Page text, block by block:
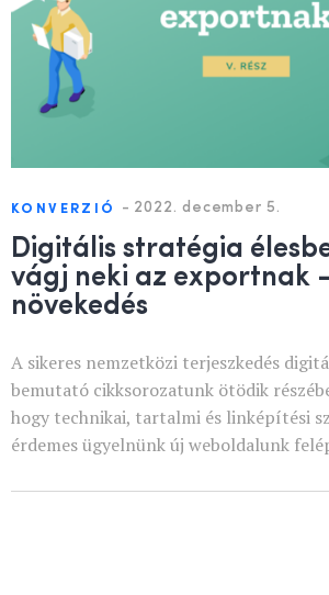
KONVERZIÓ - 2022. december 5.
Digitális stratégia
vágj neki az exportnak
növekedés
A sikeres nemzetközi terjeszkedés
bemutató cikksorozatunk ötödik
hogy technikai, tartalmi és linképítési
érdemes ügyelnünk új weboldalunk